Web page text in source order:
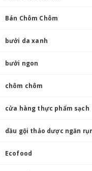
Bán Chôm Chôm
bưởi da xanh
bưởi ngon
chôm chôm
cửa hàng thực phẩm sạch
dầu gội thảo dược ngăn
Ecofood